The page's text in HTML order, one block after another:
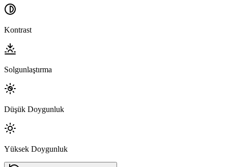
Kontrast
Solgunlaştırma
Düşük Doygunluk
Yüksek Doygunluk